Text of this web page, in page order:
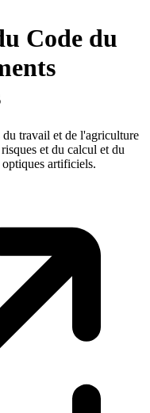
Code du
travail et de l'agriculture
et du calcul et du
artificiels.